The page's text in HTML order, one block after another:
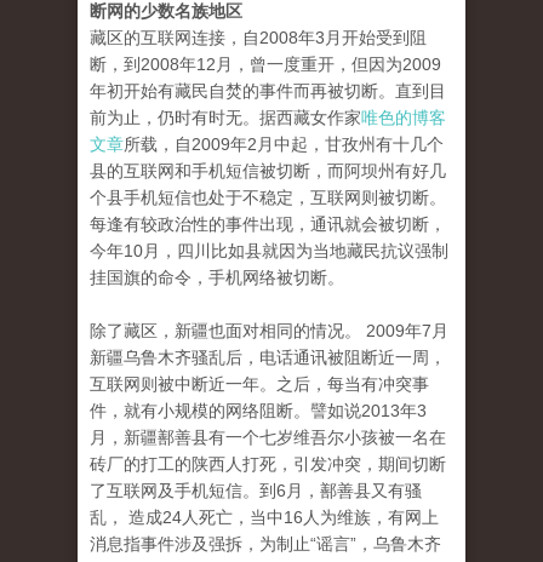
断网的少数名族地区
藏区的互联网连接，自2008年3月开始受到阻
断，到2008年12月，曾一度重开，但因为2009
年初开始有藏民自焚的事件而再被切断。直到目
前为止，仍时有时无。据西藏女作家唯色的博客
文章所载，自2009年2月中起，甘孜州有十几个
县的互联网和手机短信被切断，而阿坝州有好几
个县手机短信也处于不稳定，互联网则被切断。
每逢有较政治性的事件出现，通讯就会被切断，
今年10月，四川比如县就因为当地藏民抗议强制
挂国旗的命令，手机网络被切断。
除了藏区，新疆也面对相同的情况。 2009年7月
新疆乌鲁木齐骚乱后，电话通讯被阻断近一周，
互联网则被中断近一年。之后，每当有冲突事
件，就有小规模的网络阻断。譬如说2013年3
月，新疆鄯善县有一个七岁维吾尔小孩被一名在
砖厂的打工的陕西人打死，引发冲突，期间切断
了互联网及手机短信。到6月，鄯善县又有骚
乱， 造成24人死亡，当中16人为维族，有网上
消息指事件涉及强拆，为制止“谣言”，乌鲁木齐